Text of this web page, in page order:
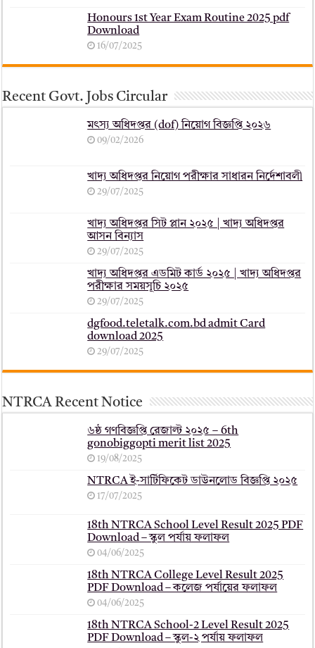
Honours 1st Year Exam Routine 2025 pdf
Download
16/07/2025
Recent Govt. Jobs Circular
মৎস্য অধিদপ্তর (dof) নিয়োগ বিজ্ঞপ্তি ২০২৬
09/02/2026
খাদ্য অধিদপ্তর নিয়োগ পরীক্ষার সাধারন নির্দেশাবলী
29/07/2025
খাদ্য অধিদপ্তর সিট প্লান ২০২৫ | খাদ্য অধিদপ্তর
আসন বিন্যাস
29/07/2025
খাদ্য অধিদপ্তর এডমিট কার্ড ২০২৫ | খাদ্য অধিদপ্তর
পরীক্ষার সময়সূচি ২০২৫
29/07/2025
dgfood.teletalk.com.bd admit Card
download 2025
29/07/2025
NTRCA Recent Notice
৬ষ্ঠ গণবিজ্ঞপ্তি রেজাল্ট ২০২৫ – 6th
gonobiggopti merit list 2025
19/08/2025
NTRCA ই-সার্টিফিকেট ডাউনলোড বিজ্ঞপ্তি ২০২৫
17/07/2025
18th NTRCA School Level Result 2025 PDF
Download – স্কুল পর্যায় ফলাফল
04/06/2025
18th NTRCA College Level Result 2025
PDF Download – কলেজ পর্যায়ের ফলাফল
04/06/2025
18th NTRCA School-2 Level Result 2025
PDF Download – স্কুল-২ পর্যায় ফলাফল